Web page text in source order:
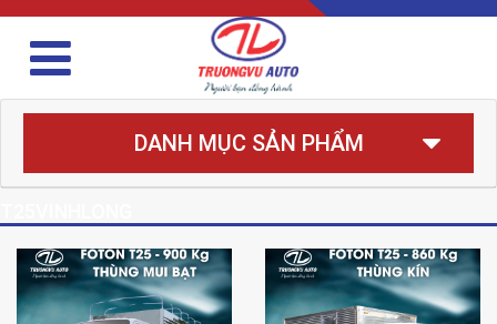
DANH MỤC SẢN PHẨM